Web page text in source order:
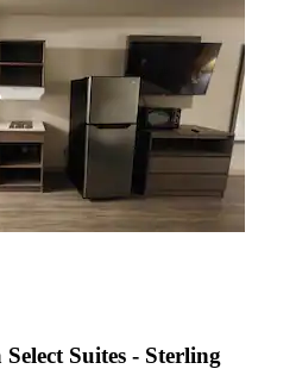
Suites - Sterling